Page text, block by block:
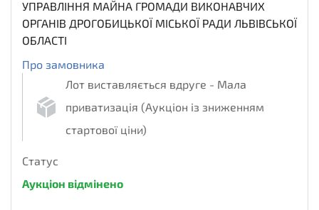
УПРАВЛІННЯ МАЙНА ГРОМАДИ ВИКОНАВЧИХ
ОРГАНІВ ДРОГОБИЦЬКОЇ МІСЬКОЇ РАДИ ЛЬВІВСЬКОЇ
ОБЛАСТІ
Про замовника
Лот виставляється вдруге - Мала
приватизація (Аукціон із зниженням
стартової ціни)
Статус
Аукціон відмінено